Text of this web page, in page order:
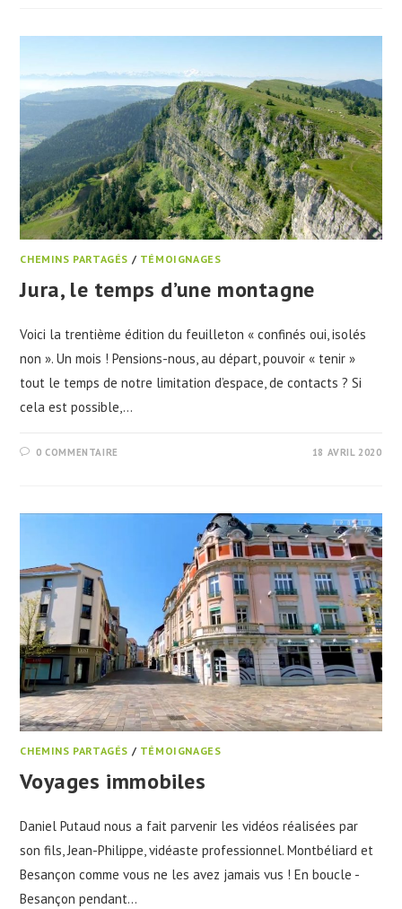
CHEMINS PARTAGÉS / TÉMOIGNAGES
Jura, le temps d’une montagne
Voici la trentième édition du feuilleton « confinés oui, isolés
non ». Un mois ! Pensions-nous, au départ, pouvoir « tenir »
tout le temps de notre limitation d’espace, de contacts ? Si
cela est possible,…
0 COMMENTAIRE 18 AVRIL 2020
CHEMINS PARTAGÉS / TÉMOIGNAGES
Voyages immobiles
Daniel Putaud nous a fait parvenir les vidéos réalisées par
son fils, Jean-Philippe, vidéaste professionnel. Montbéliard et
Besançon comme vous ne les avez jamais vus ! En boucle -
Besançon pendant…